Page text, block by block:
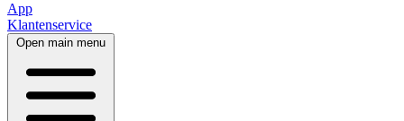
App
Klantenservice
Open main menu